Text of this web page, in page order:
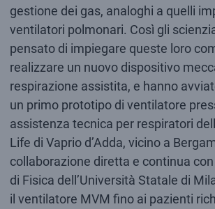
gestione dei gas, analoghi a quelli
ventilatori polmonari. Così gli
pensato di impiegare queste loro
realizzare un nuovo dispositivo
respirazione assistita, e hanno
un primo prototipo di ventilatore
assistenza tecnica per respiratori
Life di Vaprio d’Adda, vicino a
collaborazione diretta e continua
di Fisica dell’Università Statale di
il ventilatore MVM fino ai pazienti